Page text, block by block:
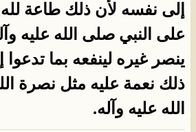
إلى نفسه لأن ذلك طاعة
على النبي صلى الله عليه
ينصر غيره لينفعه بما تدعوا
ذلك نعمة عليه مثل نصرة
الله عليه وآله.